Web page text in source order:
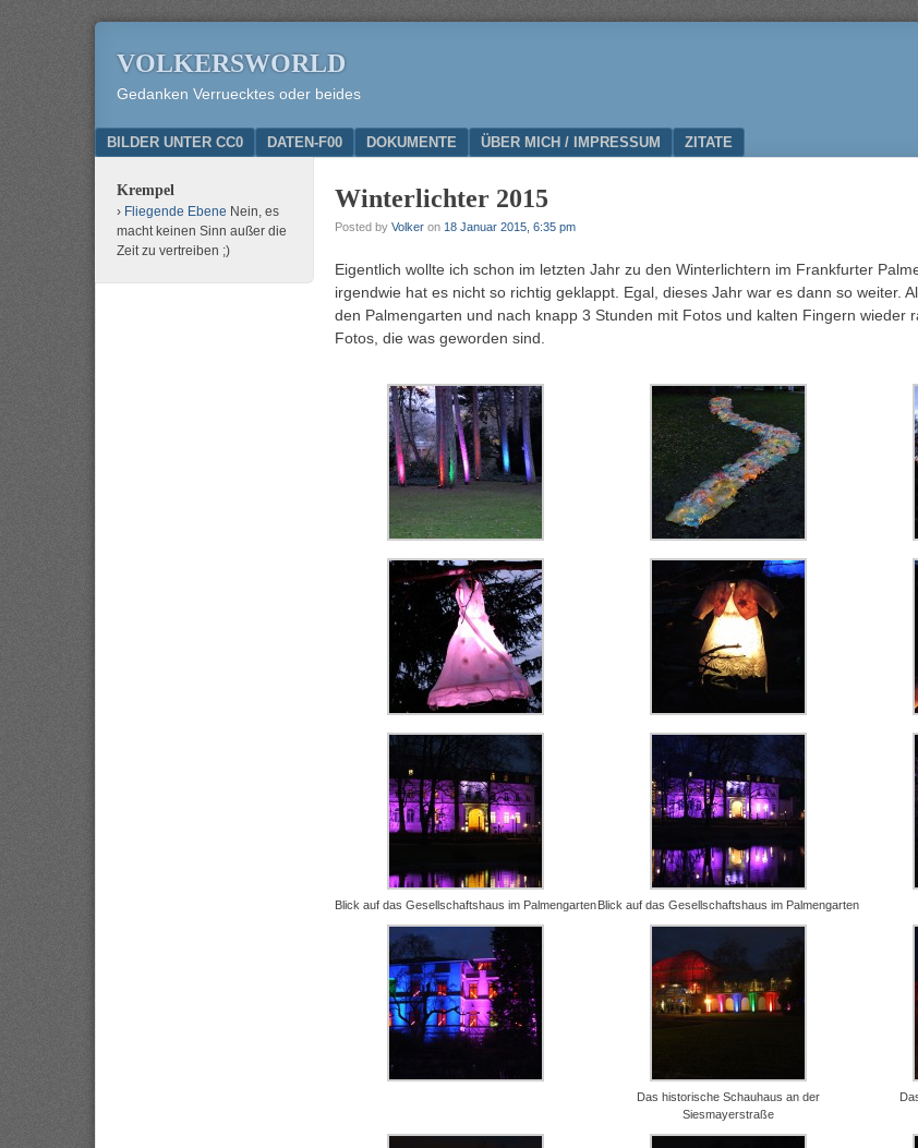
VOLKERSWORLD
Gedanken Verruecktes oder beides
Menu
SKIP TO CONTENT
BILDER UNTER CC0 DATEN-F00 DOKUMENTE ÜBER MICH / IMPRESSUM ZITATE
Winterlichter 2015
Posted by Volker on 18 Januar 2015, 6:35 pm
Eigentlich wollte ich schon im letzten Jahr zu den Winterlichtern im Frankfurter
irgendwie hat es nicht so richtig geklappt. Egal, dieses Jahr war es dann so weiter.
den Palmengarten und nach knapp 3 Stunden mit Fotos und kalten Fingern wieder
Fotos, die was geworden sind.
Blick auf das Gesellschaftshaus im PalmengartenBlick auf das Gesellschaftshaus im Palmengarten
Das historische Schauhaus an der
Siesmayerstraße
Krempel
Fliegende Ebene Nein, es
macht keinen Sinn außer die
Zeit zu vertreiben ;)